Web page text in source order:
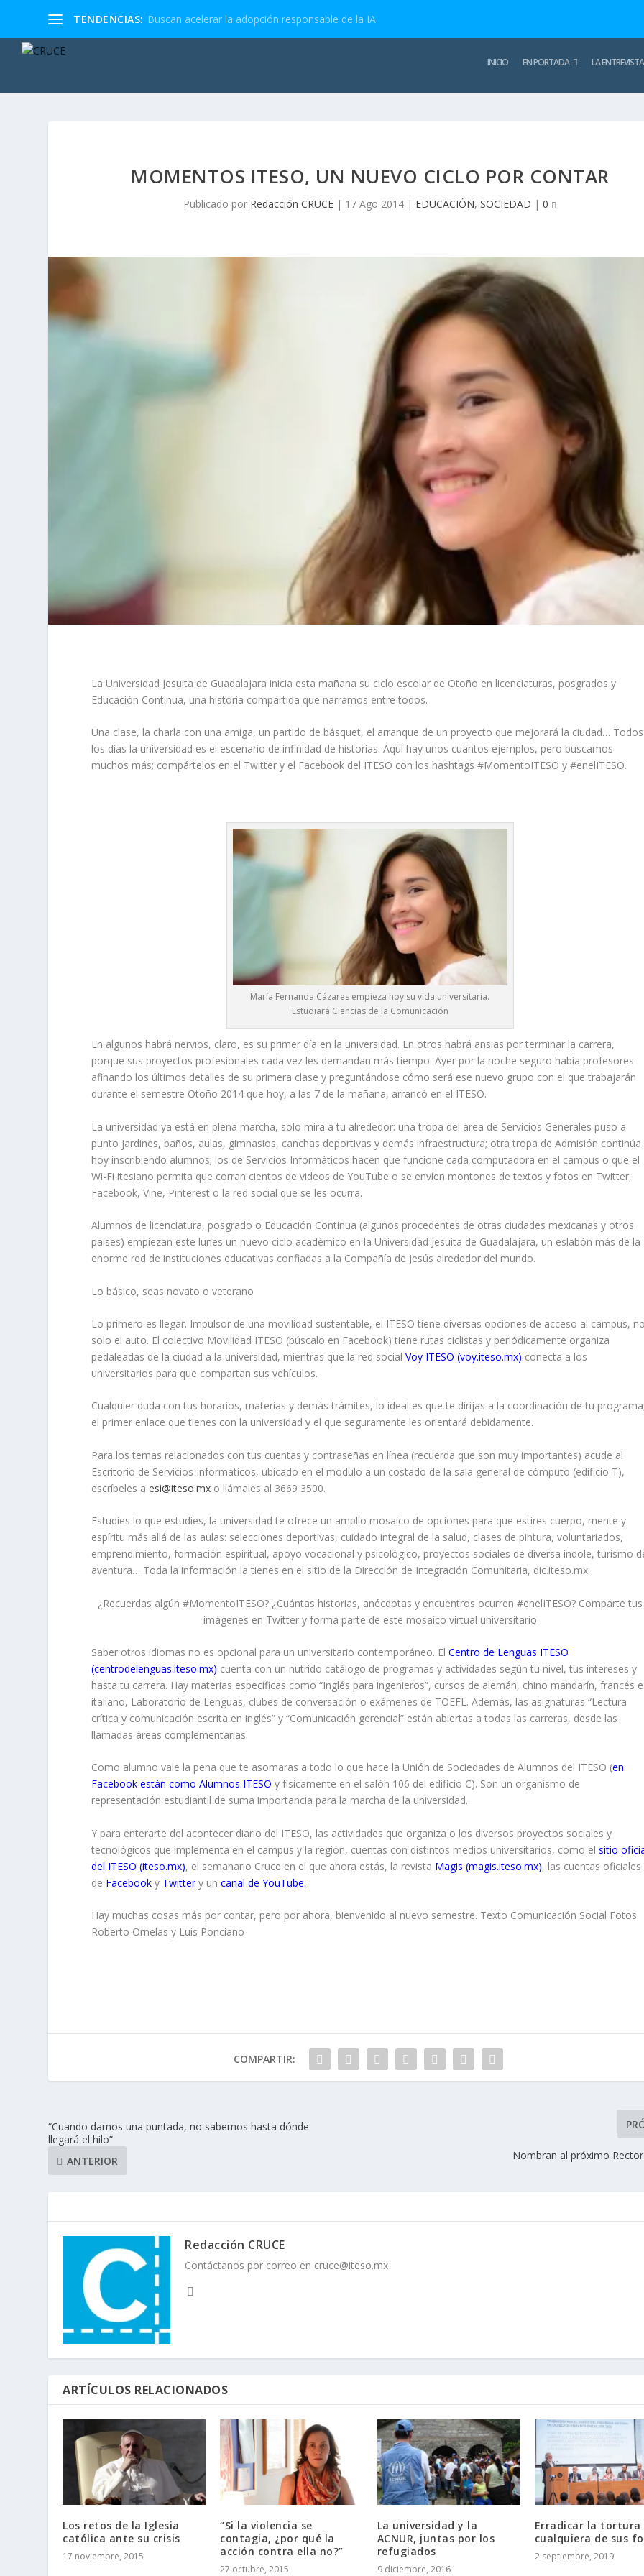
TENDENCIAS: Buscan acelerar la adopción responsable de la IA
INICIO EN PORTADA LA ENTREVISTA
MOMENTOS ITESO, UN NUEVO CICLO POR CONTAR
Publicado por Redacción CRUCE | 17 Ago 2014 | EDUCACIÓN,SOCIEDAD |0
La Universidad Jesuita de Guadalajara inicia esta mañana su ciclo escolar de Otoño en licenciaturas, posgrados y
Educación Continua, una historia compartida que narramos entre todos.
Una clase, la charla con una amiga, un partido de básquet, el arranque de un proyecto que mejorará la ciudad… Todos
los días la universidad es el escenario de infinidad de historias. Aquí hay unos cuantos ejemplos, pero buscamos
muchos más; compártelos en el Twitter y el Facebook del ITESO con los hashtags #MomentoITESO y#enelITESO.
María Fernanda Cázares empieza hoy su vida universitaria.
Estudiará Ciencias de la Comunicación
En algunos habrá nervios, claro, es su primer día en la universidad. En otros habrá ansias por terminar la carrera,
porque sus proyectos profesionales cada vez les demandan más tiempo. Ayer por la noche seguro había profesores
afinando los últimos detalles de su primera clase y preguntándose cómo será ese nuevo grupo con el que trabajarán
durante el semestre Otoño 2014 que hoy, a las 7 de la mañana, arrancó en el ITESO.
La universidad ya está en plena marcha, solo mira a tu alrededor: una tropa del área de Servicios Generales puso a
punto jardines, baños, aulas, gimnasios, canchas deportivas y demás infraestructura; otra tropa de Admisión continúa
hoy inscribiendo alumnos; los de Servicios Informáticos hacen que funcione cada computadora en el campus o que el
Wi-Fi itesiano permita que corran cientos de videos de YouTube o se envíen montones de textos y fotos en Twitter,
Facebook, Vine, Pinterest o la red social que se les ocurra.
Alumnos de licenciatura, posgrado o Educación Continua (algunos procedentes de otras ciudades mexicanas y otros
países) empiezan este lunes un nuevo ciclo académico en la Universidad Jesuita de Guadalajara, un eslabón más de la
enorme red de instituciones educativas confiadas a la Compañía de Jesús alrededor del mundo.
Lo básico, seas novato o veterano
Lo primero es llegar. Impulsor de una movilidad sustentable, el ITESO tiene diversas opciones de acceso al campus,
solo el auto. El colectivo Movilidad ITESO (búscalo en Facebook) tiene rutas ciclistas y periódicamente organiza
pedaleadas de la ciudad a la universidad, mientras que la red socialVoy ITESO (voy.iteso.mx) conecta a los
universitarios para que compartan sus vehículos.
Cualquier duda con tus horarios, materias y demás trámites, lo ideal es que te dirijas a la coordinación de tu
el primer enlace que tienes con la universidad y el que seguramente les orientará debidamente.
Para los temas relacionados con tus cuentas y contraseñas en línea (recuerda que son muy importantes) acude al
Escritorio de Servicios Informáticos, ubicado en el módulo a un costado de la sala general de cómputo (edificio T),
escríbeles aesi@iteso.mx o llámales al 3669 3500.
Estudies lo que estudies, la universidad te ofrece un amplio mosaico de opciones para que estires cuerpo, mente y
espíritu más allá de las aulas: selecciones deportivas, cuidado integral de la salud, clases de pintura, voluntariados,
emprendimiento, formación espiritual, apoyo vocacional y psicológico, proyectos sociales de diversa índole, turismo
aventura… Toda la información la tienes en el sitio de la Dirección de Integración Comunitaria, dic.iteso.mx.
¿Recuerdas algún #MomentoITESO? ¿Cuántas historias, anécdotas y encuentros ocurren #enelITESO? Comparte tus
imágenes en Twitter y forma parte de este mosaico virtual universitario
Saber otros idiomas no es opcional para un universitario contemporáneo. ElCentro de Lenguas ITESO
(centrodelenguas.iteso.mx) cuenta con un nutrido catálogo de programas y actividades según tu nivel, tus intereses y
hasta tu carrera. Hay materias específicas como “Inglés para ingenieros”, cursos de alemán, chino mandarín, francés e
italiano, Laboratorio de Lenguas, clubes de conversación o exámenes de TOEFL. Además, las asignaturas “Lectura
crítica y comunicación escrita en inglés” y “Comunicación gerencial” están abiertas a todas las carreras, desde las
llamadas áreas complementarias.
Como alumno vale la pena que te asomaras a todo lo que hace la Unión de Sociedades de Alumnos del ITESO (en
Facebook están comoAlumnos ITESO y físicamente en el salón 106 del edificio C). Son un organismo de
representación estudiantil de suma importancia para la marcha de la universidad.
Y para enterarte del acontecer diario del ITESO, las actividades que organiza o los diversos proyectos sociales y
tecnológicos que implementa en el campus y la región, cuentas con distintos medios universitarios, como elsitio
del ITESO (iteso.mx), el semanario Cruce en el que ahora estás, la revista Magis (magis.iteso.mx), las cuentas oficiales
de Facebooky Twittery uncanal de YouTube.
Hay muchas cosas más por contar, pero por ahora, bienvenido al nuevo semestre. Texto Comunicación Social Fotos
Roberto Ornelas y Luis Ponciano
COMPARTIR:
“Cuando damos una puntada, no sabemos hasta dónde
llegará el hilo”
ANTERIOR
Nombran al próximo Rector
Redacción CRUCE
Contáctanos por correo en cruce@iteso.mx
ARTÍCULOS RELACIONADOS
Los retos de la Iglesia
católica ante su crisis
17 noviembre, 2015
“Si la violencia se
contagia, ¿por qué la
acción contra ella no?”
27 octubre, 2015
La universidad y la
ACNUR, juntas por los
refugiados
9 diciembre, 2016
Erradicar la tortura
cualquiera de sus
2 septiembre, 2019